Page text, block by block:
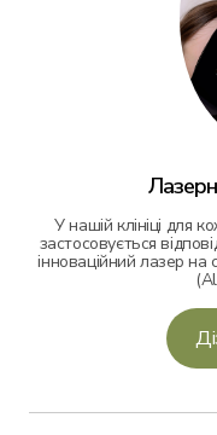
У нашій клініці для
застосовується
інноваційний лазер на